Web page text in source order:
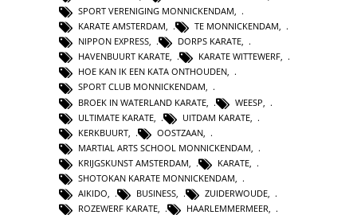
SPORT VERENIGING MONNICKENDAM,
KARATE AMSTERDAM, TE MONNICKENDAM,
NIPPON EXPRESS, DORPS KARATE,
HAVENBUURT KARATE, KARATE WITTEWERF,
HOE KAN IK EEN KATA ONTHOUDEN,
SPORT CLUB MONNICKENDAM,
BROEK IN WATERLAND KARATE
WEESP
ULTIMATE KARATE
UITDAM KARATE
KERKBUURT
OOSTZAAN
MARTIAL ARTS SCHOOL MONNICKENDAM
KRIJGSKUNST AMSTERDAM
KARATE
SHOTOKAN KARATE MONNICKENDAM
AIKIDO
BUSINESS ZUIDERWOUDE
ROZEWERF KARATE
HAARLEMMERMEER